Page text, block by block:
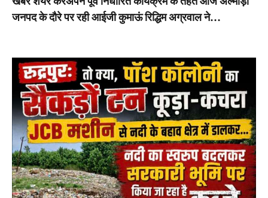
जनपद के दौरे पर रही आईजी कुमाऊं रिद्धिम अग्रवाल ने…